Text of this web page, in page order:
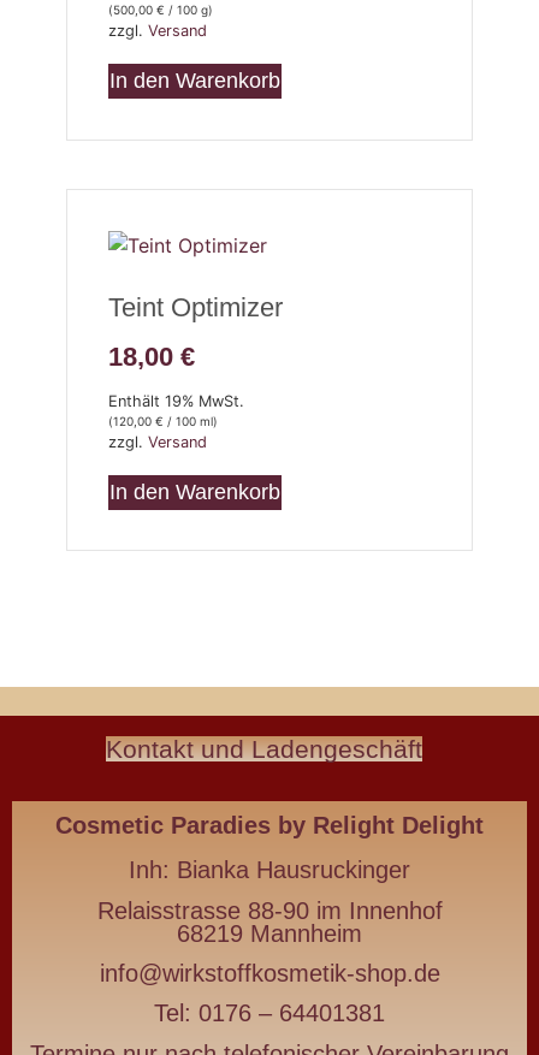
(500,00 € / 100 g)
zzgl. Versand
In den Warenkorb
Teint Optimizer
18,00 €
Enthält 19% MwSt.
(120,00 € / 100 ml)
zzgl. Versand
In den Warenkorb
Kontakt und Ladengeschäft
Cosmetic Paradies by Relight Delight
Inh: Bianka Hausruckinger
Relaisstrasse 88-90 im Innenhof
68219 Mannheim
info@wirkstoffkosmetik-shop.de
Tel: 0176 – 64401381